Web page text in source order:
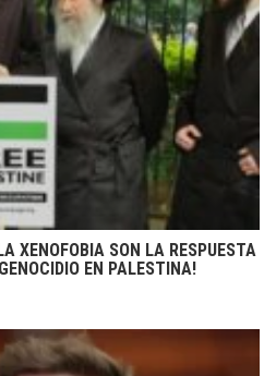
XENOFOBIA SON LA RESPUESTA
EN PALESTINA!